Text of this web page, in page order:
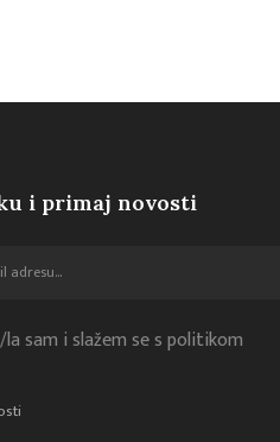
i primaj novosti
sam i slažem se s politikom